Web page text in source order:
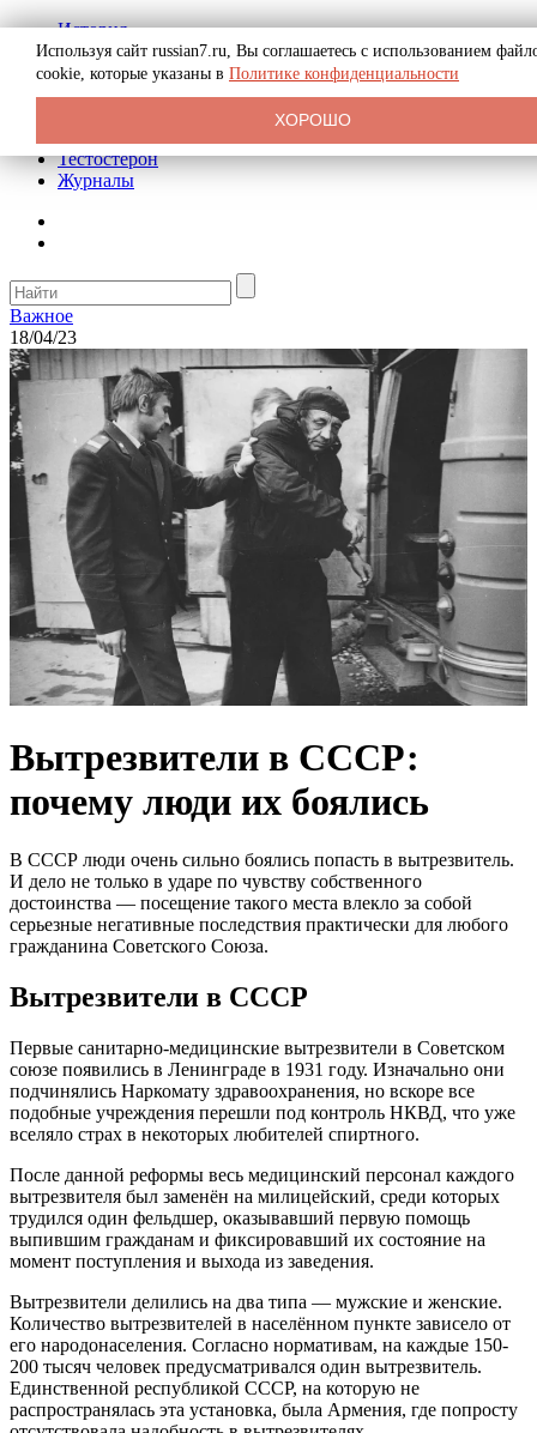
История
Биография
Криминал
Реклама на сайте
Тестостерон
Журналы
Важное
18/04/23
Вытрезвители в СССР:
почему люди их боялись
В СССР люди очень сильно боялись попасть в вытрезвитель.
И дело не только в ударе по чувству собственного
достоинства — посещение такого места влекло за собой
серьезные негативные последствия практически для любого
гражданина Советского Союза.
Вытрезвители в СССР
Первые санитарно-медицинские вытрезвители в Советском
союзе появились в Ленинграде в 1931 году. Изначально они
подчинялись Наркомату здравоохранения, но вскоре все
подобные учреждения перешли под контроль НКВД, что уже
вселяло страх в некоторых любителей спиртного.
После данной реформы весь медицинский персонал каждого
вытрезвителя был заменён на милицейский, среди которых
трудился один фельдшер, оказывавший первую помощь
выпившим гражданам и фиксировавший их состояние на
момент поступления и выхода из заведения.
Вытрезвители делились на два типа — мужские и женские.
Количество вытрезвителей в населённом пункте зависело от
его народонаселения. Согласно нормативам, на каждые 150-
200 тысяч человек предусматривался один вытрезвитель.
Единственной республикой СССР, на которую не
распространялась эта установка, была Армения, где попросту
Используя сайт russian7.ru, Вы соглашаетесь с использованием
cookie, которые указаны в Политике конфиденциальности
ХОРОШО